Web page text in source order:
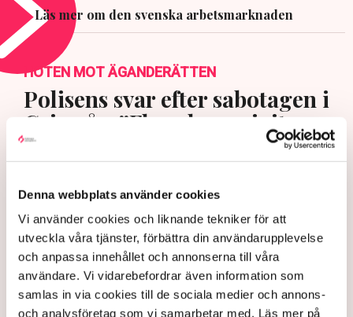
Denna webbplats använder cookies
Vi använder cookies och liknande tekniker för att
utveckla våra tjänster, förbättra din användarupplevelse
och anpassa innehållet och annonserna till våra
användare. Vi vidarebefordrar även information som
samlas in via cookies till de sociala medier och annons-
och analysföretag som vi samarbetar med. Läs mer på
Läs mer om den svenska arbetsmarknaden
HOTEN MOT ÄGANDERÄTTEN
Polisens svar efter sabotagen i
Grimsås: ”Flera har gripits
och avlägsnats”